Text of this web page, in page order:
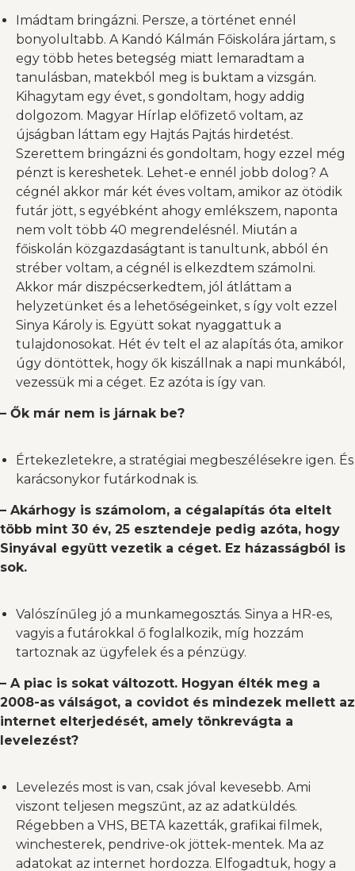
Imádtam bringázni. Persze, a történet ennél
bonyolultabb. A Kandó Kálmán Főiskolára jártam, s
egy több hetes betegség miatt lemaradtam a
tanulásban, matekból meg is buktam a vizsgán.
Kihagytam egy évet, s gondoltam, hogy addig
dolgozom. Magyar Hírlap előfizető voltam, az
újságban láttam egy Hajtás Pajtás hirdetést.
Szerettem bringázni és gondoltam, hogy ezzel még
pénzt is kereshetek. Lehet-e ennél jobb dolog? A
cégnél akkor már két éves voltam, amikor az ötödik
futár jött, s egyébként ahogy emlékszem, naponta
nem volt több 40 megrendelésnél. Miután a
főiskolán közgazdaságtant is tanultunk, abból én
stréber voltam, a cégnél is elkezdtem számolni.
Akkor már diszpécserkedtem, jól átláttam a
helyzetünket és a lehetőségeinket, s így volt ezzel
Sinya Károly is. Együtt sokat nyaggattuk a
tulajdonosokat. Hét év telt el az alapítás óta, amikor
úgy döntöttek, hogy ők kiszállnak a napi munkából,
vezessük mi a céget. Ez azóta is így van.
– Ők már nem is járnak be?
Értekezletekre, a stratégiai megbeszélésekre igen. És
karácsonykor futárkodnak is.
– Akárhogy is számolom, a cégalapítás óta eltelt
több mint 30 év, 25 esztendeje pedig azóta, hogy
Sinyával együtt vezetik a céget. Ez házasságból is
sok.
Valószínűleg jó a munkamegosztás. Sinya a HR-es,
vagyis a futárokkal ő foglalkozik, míg hozzám
tartoznak az ügyfelek és a pénzügy.
– A piac is sokat változott. Hogyan élték meg a
2008-as válságot, a covidot és mindezek mellett az
internet elterjedését, amely tönkrevágta a
levelezést?
Levelezés most is van, csak jóval kevesebb. Ami
viszont teljesen megszűnt, az az adatküldés.
Régebben a VHS, BETA kazetták, grafikai filmek,
winchesterek, pendrive-ok jöttek-mentek. Ma az
adatokat az internet hordozza. Elfogadtuk, hogy a